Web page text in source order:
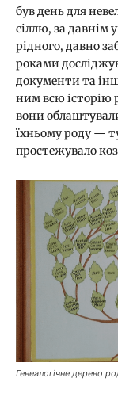
був день для
сіллю, за давнім
рідного, давно
роками
документи та
ним всю історію
вони
їхньому роду —
простежувало
Генеалогічне дерево